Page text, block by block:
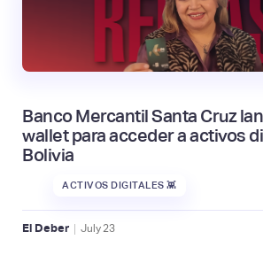
Banco Mercantil Santa Cruz
wallet para acceder a activos
Bolivia
ACTIVOS DIGITALES 👾
El Deber | July 23